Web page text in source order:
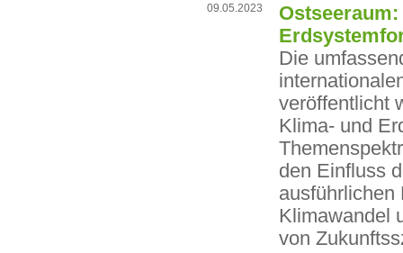
09.05.2023
Die
veröffentlicht
Klima- und
den Einfluss
ausführlichen
Klimawandel
von